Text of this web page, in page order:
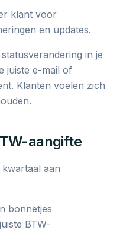
klant voor
en updates.
in je
juiste e-mail of
Klanten voelen zich
aangifte
aan
bonnetjes
BTW-